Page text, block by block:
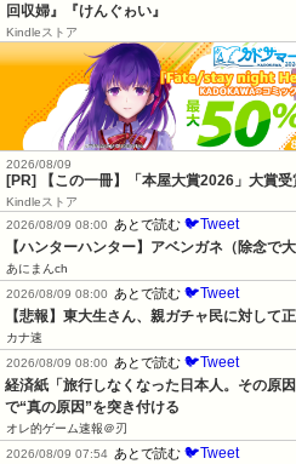
回収婦』『けんぐゎい』
Kindleストア
2026/08/09
[PR] 【この一冊】「本屋大賞2026」大賞受
Kindleストア
2026/08/09 08:00 あとで読む 🐦Tweet
【ハンターハンター】アベンガネ（除念で大
あにまんch
2026/08/09 08:00 あとで読む 🐦Tweet
【悲報】東大生さん、親ガチャ民に対して
カナ速
2026/08/09 08:00 あとで読む 🐦Tweet
経済紙「旅行しなくなった日本人。その原
で“真の原因”を突き付ける
オレ的ゲーム速報＠刃
2026/08/09 07:54 あとで読む 🐦Tweet